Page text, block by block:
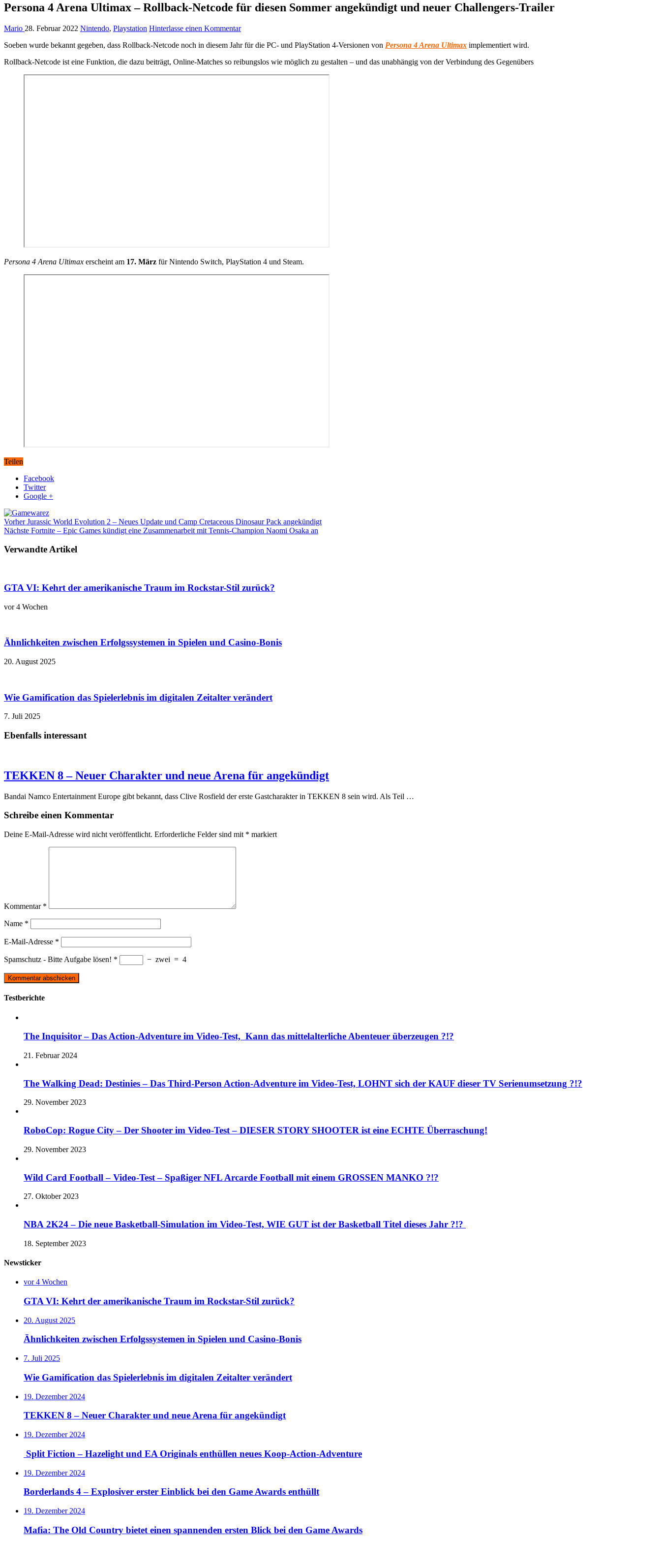
Persona 4 Arena Ultimax – Rollback-Netcode für diesen Sommer angekündigt und neuer Challengers-Trailer
Mario 28. Februar 2022 Nintendo, Playstation Hinterlasse einen Kommentar
Soeben wurde bekannt gegeben, dass Rollback-Netcode noch in diesem Jahr für die PC- und PlayStation 4-Versionen von Persona 4 Arena Ultimax implementiert wird.
Rollback-Netcode ist eine Funktion, die dazu beiträgt, Online-Matches so reibungslos wie möglich zu gestalten – und das unabhängig von der Verbindung des Gegenübers
Persona 4 Arena Ultimax erscheint am 17. März für Nintendo Switch, PlayStation 4 und Steam.
Teilen
Facebook
Twitter
Google +
VorherJurassic World Evolution 2 – Neues Update und Camp Cretaceous Dinosaur Pack angekündigt
Nächste Fortnite – Epic Games kündigt eine Zusammenarbeit mit Tennis-Champion Naomi Osaka an
Verwandte Artikel
GTA VI: Kehrt der amerikanische Traum im Rockstar-Stil zurück?
vor 4 Wochen
Ähnlichkeiten zwischen Erfolgssystemen in Spielen und Casino‑Bonis
20. August 2025
Wie Gamification das Spielerlebnis im digitalen Zeitalter verändert
7. Juli 2025
Ebenfalls interessant
TEKKEN 8 – Neuer Charakter und neue Arena für angekündigt
Bandai Namco Entertainment Europe gibt bekannt, dass Clive Rosfield der erste Gastcharakter in TEKKEN 8 sein wird. Als Teil …
Schreibe einen Kommentar
Deine E-Mail-Adresse wird nicht veröffentlicht. Erforderliche Felder sind mit * markiert
Kommentar *
Name *
E-Mail-Adresse *
Spamschutz - Bitte Aufgabe lösen! * − zwei = 4
Testberichte
The Inquisitor – Das Action-Adventure im Video-Test, Kann das mittelalterliche Abenteuer überzeugen ?!?
21. Februar 2024
The Walking Dead: Destinies – Das Third-Person Action-Adventure im Video-Test, LOHNT sich der KAUF dieser TV Serienumsetzung ?!?
29. November 2023
RoboCop: Rogue City – Der Shooter im Video-Test – DIESER STORY SHOOTER ist eine ECHTE Überraschung!
29. November 2023
Wild Card Football – Video-Test – Spaßiger NFL Arcarde Football mit einem GROSSEN MANKO ?!?
27. Oktober 2023
NBA 2K24 – Die neue Basketball-Simulation im Video-Test, WIE GUT ist der Basketball Titel dieses Jahr ?!?
18. September 2023
Newsticker
vor 4 Wochen
GTA VI: Kehrt der amerikanische Traum im Rockstar-Stil zurück?
20. August 2025
Ähnlichkeiten zwischen Erfolgssystemen in Spielen und Casino‑Bonis
7. Juli 2025
Wie Gamification das Spielerlebnis im digitalen Zeitalter verändert
19. Dezember 2024
TEKKEN 8 – Neuer Charakter und neue Arena für angekündigt
19. Dezember 2024
Split Fiction – Hazelight und EA Originals enthüllen neues Koop-Action-Adventure
19. Dezember 2024
Borderlands 4 – Explosiver erster Einblick bei den Game Awards enthüllt
19. Dezember 2024
Mafia: The Old Country bietet einen spannenden ersten Blick bei den Game Awards